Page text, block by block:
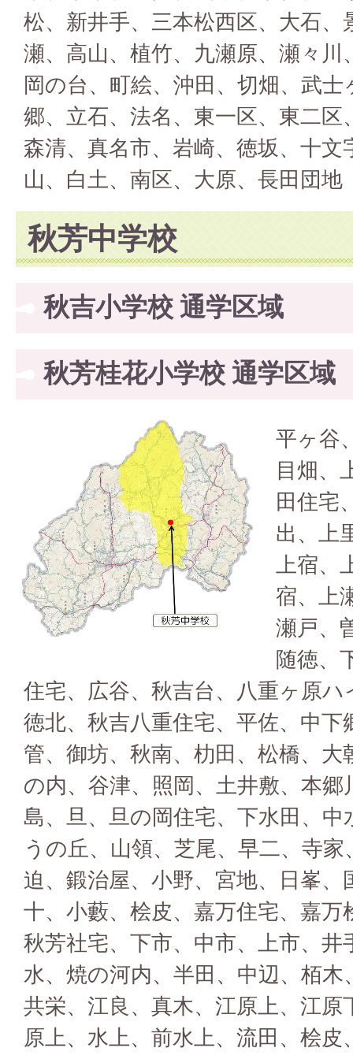
松、新井手、三本松西区、大石、
瀬、高山、植竹、九瀬原、瀬々川
岡の台、 町絵、沖田、切畑、武
郷、立石、法名、東一区、東二区
森清、真名市、岩崎、徳坂、十文
山、白土、南区、大原、長田団地
秋芳中学校
秋吉小学校 通学区域
秋芳桂花小学校 通学区域
平ヶ谷
目畑、
田住宅
出、上
上宿、
宿、上
瀬戸、
随徳、
住宅、広谷、秋吉台、八重ヶ原
徳北、秋吉八重住宅、平佐、中下
管、御坊、秋南、朸田、松橋、大
の内、谷津、照岡、土井敷、本
島、旦、旦の岡住宅、下水田、
うの丘、 山領、芝尾、早二、寺
迫、鍛治屋、小野、宮地、日峯、
十、小藪、桧皮、嘉万住宅、嘉万
秋芳社宅、下市、中市、上市、井
水、焼の河内、半田、中辺、栢木
共栄、江良、真木、江原上、江原
原上、水上、前水上、流田、桧